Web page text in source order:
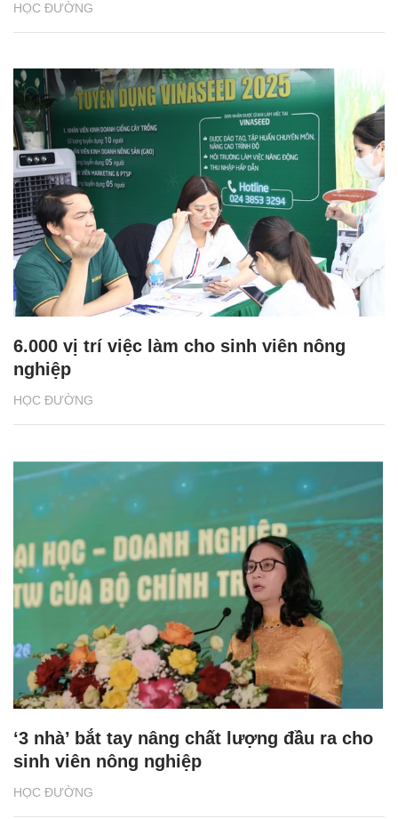
HỌC ĐƯỜNG
HỌC ĐƯỜNG
6.000 vị trí việc làm cho sinh viên nông
nghiệp
HỌC ĐƯỜNG
‘3 nhà’ bắt tay nâng chất lượng đầu ra cho
sinh viên nông nghiệp